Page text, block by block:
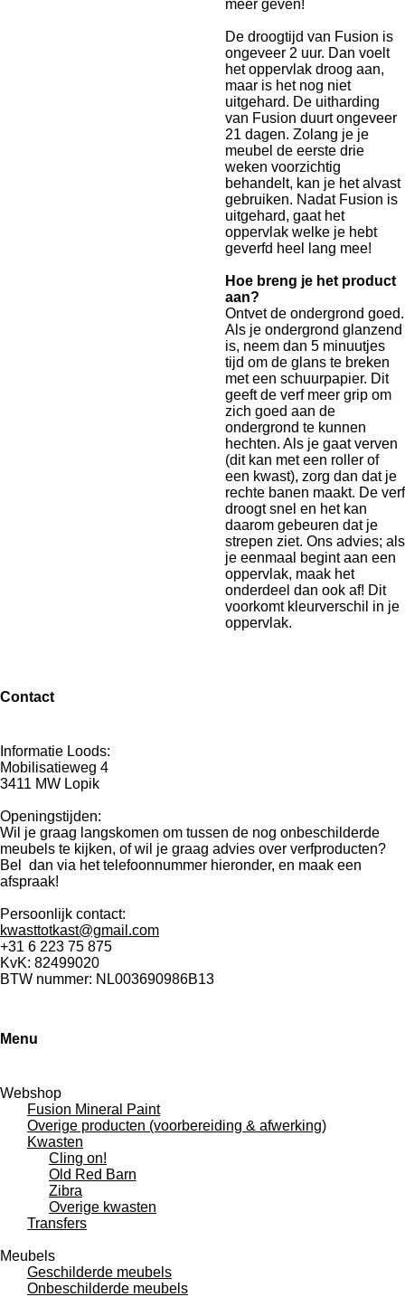
meer geven!
De droogtijd van Fusion is
ongeveer 2 uur. Dan voelt
het oppervlak droog aan,
maar is het nog niet
uitgehard. De uitharding
van Fusion duurt ongeveer
21 dagen. Zolang je je
meubel de eerste drie
weken voorzichtig
behandelt, kan je het alvast
gebruiken. Nadat Fusion is
uitgehard, gaat het
oppervlak welke je hebt
geverfd heel lang mee!
Hoe breng je het product
aan?
Ontvet de ondergrond goed.
Als je ondergrond glanzend
is, neem dan 5 minuutjes
tijd om de glans te breken
met een schuurpapier. Dit
geeft de verf meer grip om
zich goed aan de
ondergrond te kunnen
hechten. Als je gaat verven
(dit kan met een roller of
een kwast), zorg dan dat je
rechte banen maakt. De verf
droogt snel en het kan
daarom gebeuren dat je
strepen ziet. Ons advies; als
je eenmaal begint aan een
oppervlak, maak het
onderdeel dan ook af! Dit
voorkomt kleurverschil in je
oppervlak.
Contact
Informatie Loods:
Mobilisatieweg 4
3411 MW Lopik
Openingstijden:
Wil je graag langskomen om tussen de nog onbeschilderde
meubels te kijken, of wil je graag advies over verfproducten?
Bel dan via het telefoonnummer hieronder, en maak een
afspraak!
Persoonlijk contact:
kwasttotkast@gmail.com
+31 6 223 75 875
KvK: 82499020
BTW nummer: NL003690986B13
Menu
Webshop
Fusion Mineral Paint
Overige producten (voorbereiding & afwerking)
Kwasten
Cling on!
Old Red Barn
Zibra
Overige kwasten
Transfers
Meubels
Geschilderde meubels
Onbeschilderde meubels